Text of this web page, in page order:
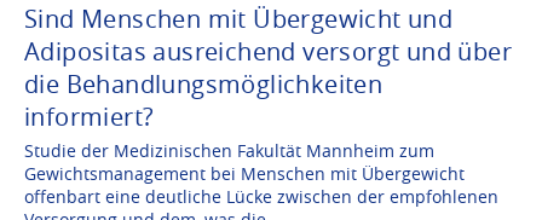
Sind Menschen mit Übergewicht und
Adipositas ausreichend versorgt und über
die Behandlungsmöglichkeiten
informiert?
Studie der Medizinischen Fakultät Mannheim zum
Gewichtsmanagement bei Menschen mit Übergewicht
offenbart eine deutliche Lücke zwischen der empfohlenen